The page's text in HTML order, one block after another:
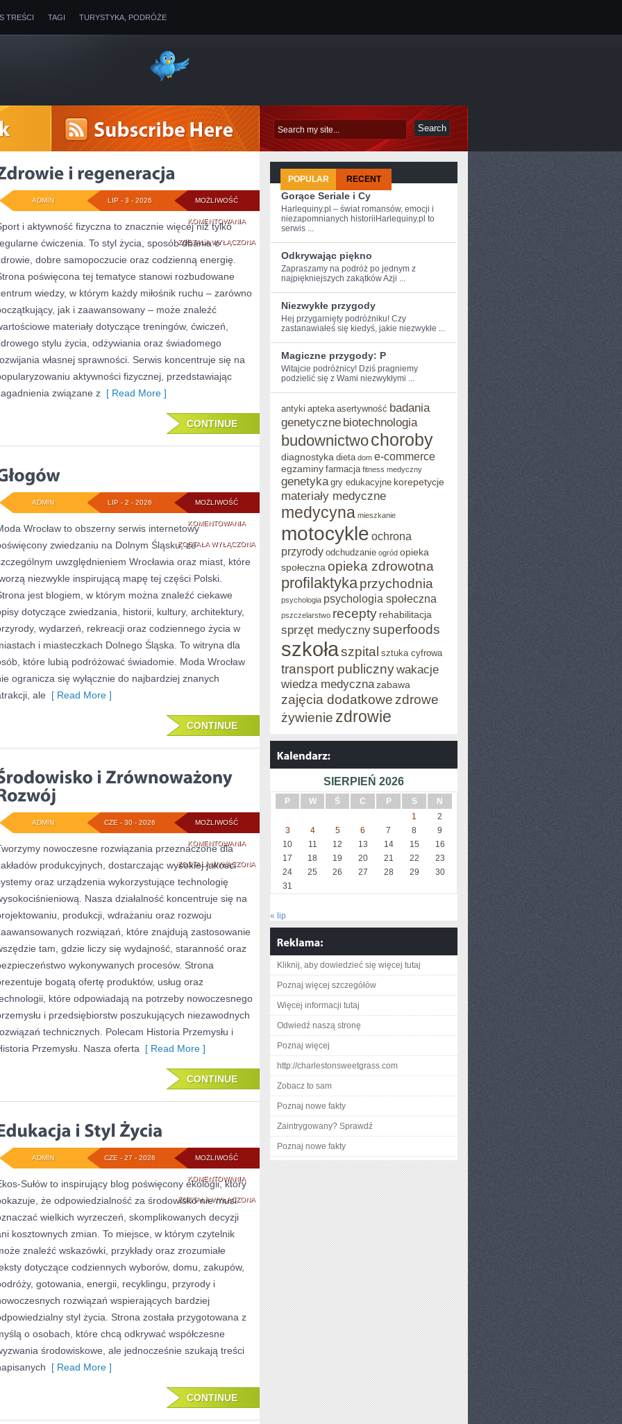
TREŚCI TAGI TURYSTYKA, PODRÓŻE
MOŻLIWOŚĆ
KOMENTOWANIAZDROWIE
I
REGENERACJA
ZOSTAŁA WYŁĄCZONA
LIP - 3 - 2026
ADMIN
i aktywność fizyczna to znacznie więcej niż tylko
ćwiczenia. To styl życia, sposób dbania o
dobre samopoczucie oraz codzienną energię.
poświęcona tej tematyce stanowi rozbudowane
wiedzy, w którym każdy miłośnik ruchu – zarówno
jak i zaawansowany – może znaleźć
materiały dotyczące treningów, ćwiczeń,
stylu życia, odżywiania oraz świadomego
własnej sprawności. Serwis koncentruje się na
aktywności fizycznej, przedstawiając
związane z [ Read More ]
CONTINUE
MOŻLIWOŚĆ
KOMENTOWANIAGŁOGÓW
ZOSTAŁA WYŁĄCZONA
LIP - 2 - 2026
ADMIN
Wrocław to obszerny serwis internetowy
zwiedzaniu na Dolnym Śląsku, ze
uwzględnieniem Wrocławia oraz miast, które
niezwykle inspirującą mapę tej części Polski.
jest blogiem, w którym można znaleźć ciekawe
dotyczące zwiedzania, historii, kultury, architektury,
wydarzeń, rekreacji oraz codziennego życia w
i miasteczkach Dolnego Śląska. To witryna dla
które lubią podróżować świadomie. Moda Wrocław
ogranicza się wyłącznie do najbardziej znanych
ale [ Read More ]
CONTINUE
MOŻLIWOŚĆ
KOMENTOWANIAŚRODOWISKO
I
ZRÓWNOWAŻONY
ROZWÓJ
ZOSTAŁA WYŁĄCZONA
CZE - 30 - 2026
ADMIN
nowoczesne rozwiązania przeznaczone dla
produkcyjnych, dostarczając wysokiej jakości
oraz urządzenia wykorzystujące technologię
Nasza działalność koncentruje się na
produkcji, wdrażaniu oraz rozwoju
rozwiązań, które znajdują zastosowanie
tam, gdzie liczy się wydajność, staranność oraz
wykonywanych procesów. Strona
bogatą ofertę produktów, usług oraz
które odpowiadają na potrzeby nowoczesnego
i przedsiębiorstw poszukujących niezawodnych
technicznych. Polecam Historia Przemysłu i
Przemysłu. Nasza oferta [ Read More ]
CONTINUE
MOŻLIWOŚĆ
KOMENTOWANIAEDUKACJA
I
STYL
ŻYCIA
ZOSTAŁA WYŁĄCZONA
CZE - 27 - 2026
ADMIN
Sułów to inspirujący blog poświęcony ekologii, który
że odpowiedzialność za środowisko nie musi
wielkich wyrzeczeń, skomplikowanych decyzji
kosztownych zmian. To miejsce, w którym czytelnik
znaleźć wskazówki, przykłady oraz zrozumiałe
dotyczące codziennych wyborów, domu, zakupów,
gotowania, energii, recyklingu, przyrody i
rozwiązań wspierających bardziej
styl życia. Strona została przygotowana z
o osobach, które chcą odkrywać współczesne
środowiskowe, ale jednocześnie szukają treści
[ Read More ]
CONTINUE
POPULAR RECENT
Gorące Seriale i Cy
Harlequiny.pl – świat romansów, emocji i
niezapomnianych historiiHarlequiny.pl to
serwis ...
Odkrywając piękno
Zapraszamy⁣ na podróż po⁤ jednym z
najpiękniejszych‍ zakątków Azji ...
Niezwykłe przygody
Hej​ przygarnięty podróżniku! Czy
zastanawiałeś‌ się kiedyś, jakie niezwykłe ...
Magiczne przygody: P
Witajcie podróżnicy! Dziś pragniemy
podzielić się z Wami niezwykłymi ...
antyki apteka asertywność badania
genetyczne biotechnologia
budownictwochoroby
diagnostyka dieta dom e-commerce
egzaminy farmacja fitness medyczny
genetyka gry edukacyjne korepetycje
materiały medyczne
medycyna mieszkanie
motocykle ochrona
przyrody odchudzanie ogród opieka
społeczna opieka zdrowotna
profilaktykaprzychodnia
psychologia psychologia społeczna
pszczelarstwo recepty rehabilitacja
sprzęt medycznysuperfoods
szkołaszpital sztuka cyfrowa
transport publicznywakacje
wiedza medycznazabawa
zajęcia dodatkowe zdrowe
żywienie zdrowie
SIERPIEŃ 2026
P W Ś C P S
N
1
2
3
4 5 6 7 8
9
10
11 12 13 14 15
16
17
18 19 20 21 22
23
24
25 26 27 28 29
30
31
« lip
Kliknij, aby dowiedzieć się więcej tutaj
Poznaj więcej szczegółów
Więcej informacji tutaj
Odwiedź naszą stronę
Poznaj więcej
http://charlestonsweetgrass.com
Zobacz to sam
Poznaj nowe fakty
Zaintrygowany? Sprawdź
Poznaj nowe fakty